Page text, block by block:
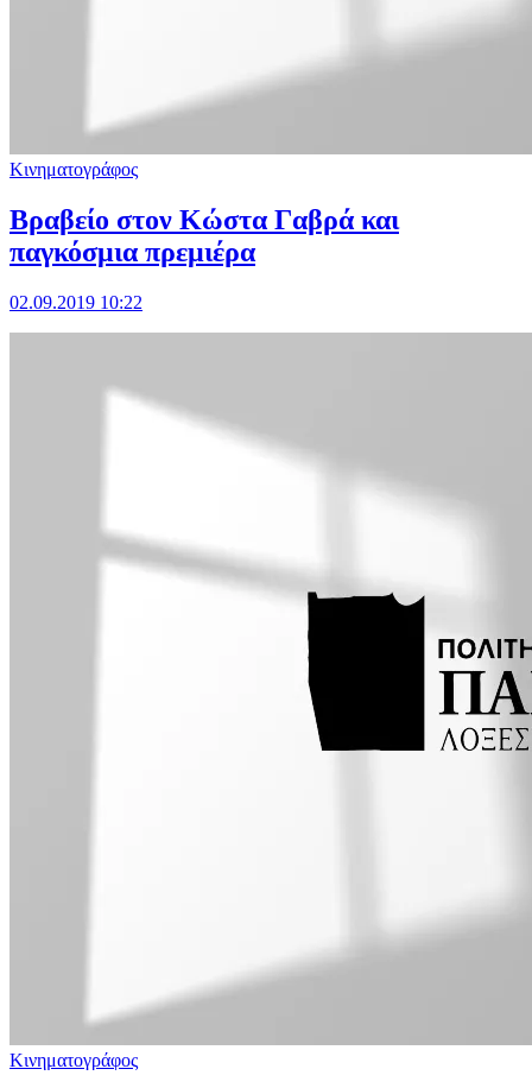
Κινηματογράφος
Βραβείο στον Κώστα Γαβρά και
παγκόσμια πρεμιέρα
02.09.2019 10:22
Κινηματογράφος